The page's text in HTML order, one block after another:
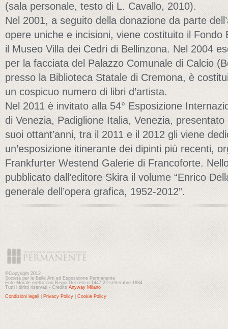
(sala personale, testo di L. Cavallo, 2010).
Nel 2001, a seguito della donazione da parte
opere uniche e incisioni, viene costituito il Fondo
il Museo Villa dei Cedri di Bellinzona. Nel 2004
per la facciata del Palazzo Comunale di Calcio
presso la Biblioteca Statale di Cremona, è
un cospicuo numero di libri d’artista.
Nel 2011 è invitato alla 54° Esposizione
di Venezia, Padiglione Italia, Venezia,
suoi ottant’anni, tra il 2011 e il 2012 gli viene
un’esposizione itinerante dei dipinti più recenti,
Frankfurter Westend Galerie di Francoforte.
pubblicato dall’editore Skira il volume “Enrico
generale dell’opera grafica, 1952-2012”.
©Copyright 2012
Società per le Belle Arti ed Esposizione Permanente
Ente Morale eretto con Regio Decreto n.1447-22 settembre 1884
Tutti i diritti riservati - Credits Anyway Milano
Condizioni legali
Privacy Policy Cookie Policy